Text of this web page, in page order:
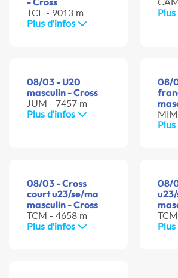
TCF - 9013 m
Plus d'infos
08/03 - U20
masculin - Cross
JUM - 7457 m
Plus d'infos
08/
08/03 - Cross
court u23/se/ma
masculin - Cross
TCM - 4658 m
Plus d'infos
08/